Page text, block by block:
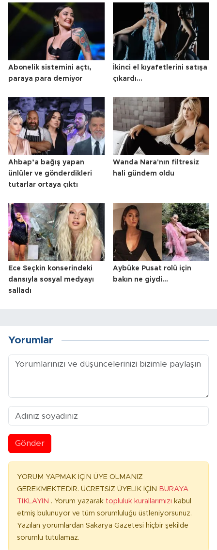
Abonelik sistemini açtı,
paraya para demiyor
İkinci el kıyafetlerini satışa
çıkardı...
Ahbap’a bağış yapan
ünlüler ve gönderdikleri
tutarlar ortaya çıktı
Wanda Nara'nın filtresiz
hali gündem oldu
Ece Seçkin konserindeki
dansıyla sosyal medyayı
salladı
Aybüke Pusat rolü için
bakın ne giydi...
Yorumlar
Gönder
YORUM YAPMAK İÇİN ÜYE OLMANIZ
GEREKMEKTEDİR. ÜCRETSİZ ÜYELİK İÇİN BURAYA
TIKLAYIN . Yorum yazarak topluluk kurallarımızı kabul
etmiş bulunuyor ve tüm sorumluluğu üstleniyorsunuz.
Yazılan yorumlardan Sakarya Gazetesi hiçbir şekilde
sorumlu tutulamaz.